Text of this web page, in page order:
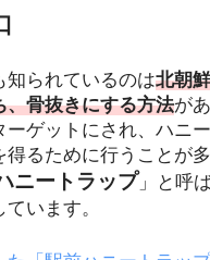
知られているのは北朝
、骨抜きにする方法が
ゲットにされ、ハニ
るために行うことが多
ニートラップ 」と呼
います。